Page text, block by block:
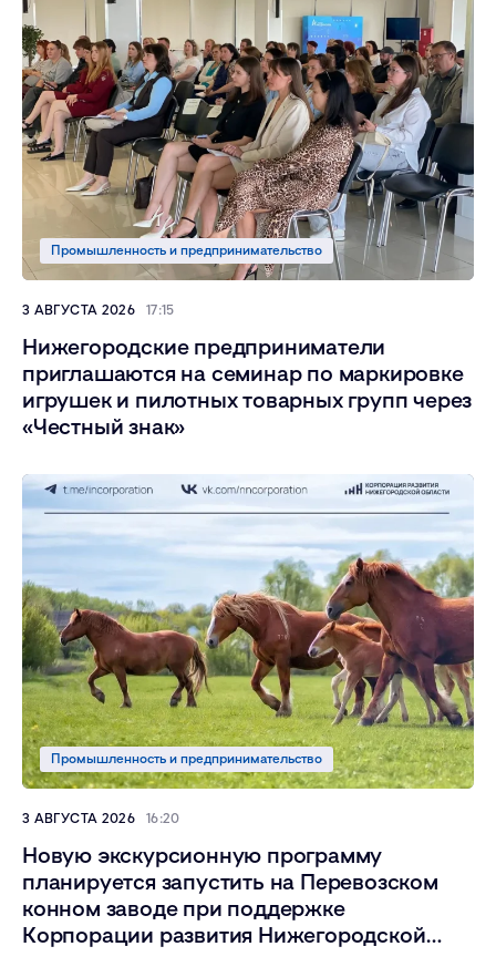
Нижегородские предприниматели
приглашаются на семинар по маркировке
игрушек и пилотных товарных групп через
«Честный знак»
Промышленность и предпринимательство
3 АВГУСТА 2026 17:15
Новую экскурсионную программу
планируется запустить на Перевозском
конном заводе при поддержке
Корпорации развития Нижегородской
Промышленность и предпринимательство
3 АВГУСТА 2026 16:20